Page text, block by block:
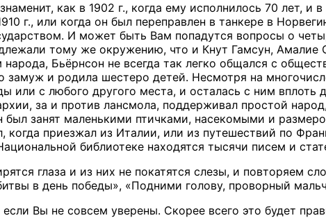
как в 1902 г., когда ему исполнилось 70 лет, и
г., или когда он был переправлен в танкере в
И может быть Вам попадутся вопросы о
тому же окружению, что и Кнут Гамсун,
Бьёрнсон не всегда так легко общался с
замуж и родила шестеро детей. Несмотря на
или с любого другого места, и осталась с ним вплоть
за и против лансмола, поддерживал простой
был занят маленькими птичками, насекомыми и
когда приезжал из Италии, или из путешествий по
библиотеке находятся тысячи писем и
глаза и из них не покатятся слезы, и повторяем
в день победы», «Подними голову, проворный
Вы не совсем уверены. Скорее всего это будет